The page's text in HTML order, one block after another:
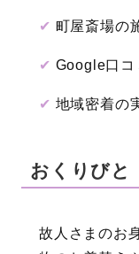
✔︎ 町屋斎場の
✔︎ Google口
✔︎ 地域密着の
おくりびと
故人さまのお